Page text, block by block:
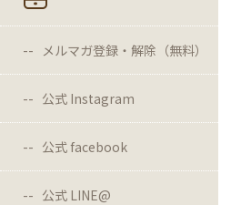
メルマガ登録・解除（無料）
公式 Instagram
公式 facebook
公式 LINE@